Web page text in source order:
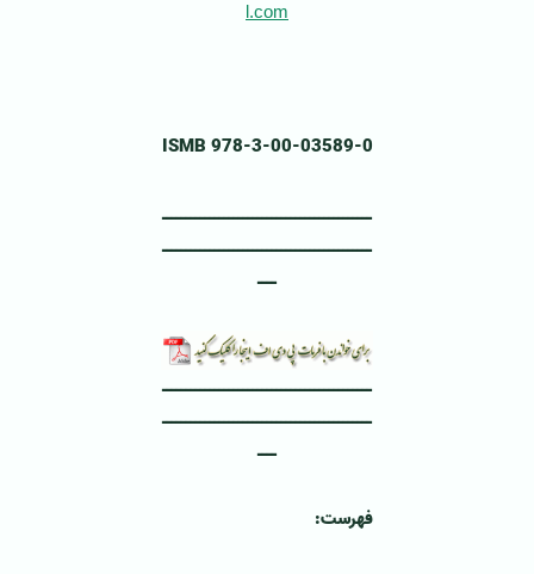
l.com
ISMB 978-3-00-03589-0
ــــــــــــــــــــــــــــــــــــــــــــ
ــــــــــــــــــــــــــــــــــــــــــــ
ــــ
ــــــــــــــــــــــــــــــــــــــــــــ
ــــــــــــــــــــــــــــــــــــــــــــ
ــــ
فهرست: